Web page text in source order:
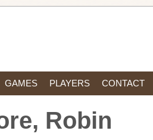
GAMES PLAYERS CONTACT
Robin